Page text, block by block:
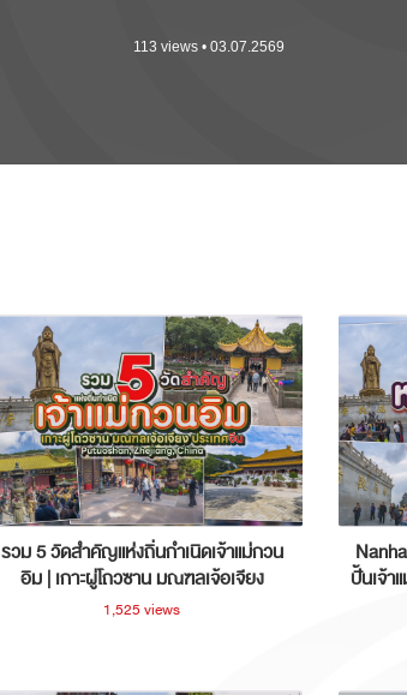
113 views • 03.07.2569
รวม 5 วัดสำคัญแห่งถิ่นกำเนิดเจ้าแม่กวน
อิม | เกาะผู่โถวซาน มณฑลเจ้อเจียง
ประเทศจีน
1,525 views
ปั้นเจ้า